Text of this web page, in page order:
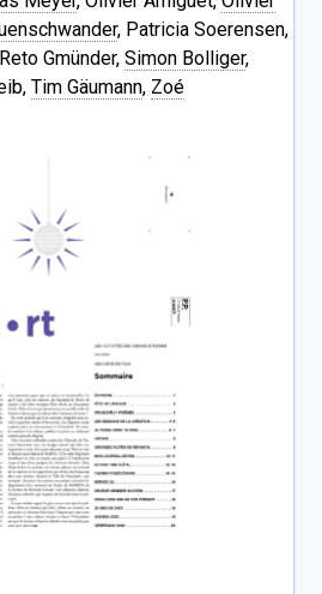
, Patricia Soerensen,
Gmünder, Simon Bolliger,
Tim Gäumann, Zoé